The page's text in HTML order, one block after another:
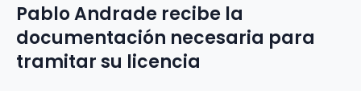
Pablo Andrade recibe la
documentación necesaria para
tramitar su licencia